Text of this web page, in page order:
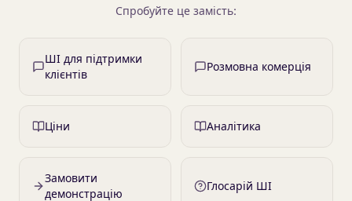
Спробуйте це замість:
ШІ для підтримки
клієнтів
Розмовна комерція
Ціни Аналітика
Замовити
демонстрацію
Глосарій ШІ